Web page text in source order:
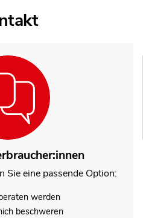
Sie eine passende Option:
werden
beschweren